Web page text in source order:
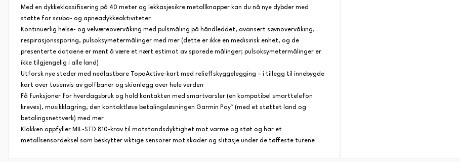
Med en dykkeklassifisering på 40 meter og lekkasjesikre metallknapper kan du nå nye dybder med
støtte for scuba- og apneadykkeaktiviteter
Kontinuerlig helse- og velværeovervåking med pulsmåling på håndleddet, avansert søvnovervåking,
respirasjonssporing, pulsoksymetermålinger med mer (dette er ikke en medisinsk enhet, og de
presenterte dataene er ment å være et nært estimat av sporede målinger; pulsoksymetermålinger er
ikke tilgjengelig i alle land)
Utforsk nye steder med nedlastbare TopoActive-kart med relieffskyggelegging – i tillegg til innebygde
kart over tusenvis av golfbaner og skianlegg over hele verden
Få funksjoner for hverdagsbruk og hold kontakten med smartvarsler (en kompatibel smarttelefon
kreves), musikklagring, den kontaktløse betalingsløsningen Garmin Pay™ (med et støttet land og
betalingsnettverk) med mer
Klokken oppfyller MIL-STD 810-krav til motstandsdyktighet mot varme og støt og har et
metallsensordeksel som beskytter viktige sensorer mot skader og slitasje under de tøffeste turene